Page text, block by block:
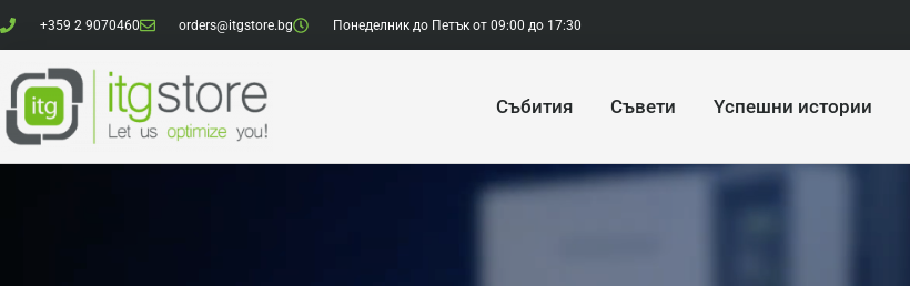
+359 2 9070460 orders@itgstore.bg Понеделник до Петък от 09:00 до 17:30
Cъбития Cъвети Yспешни истории